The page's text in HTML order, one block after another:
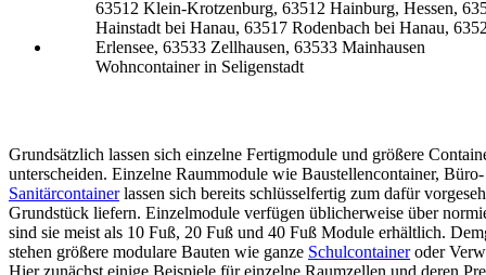
Wohncontainer in Seligenstadt
Grundsätzlich lassen sich einzelne Fertigmodule und größere
unterscheiden. Einzelne Raummodule wie Baustellencontainer,
Sanitärcontainerlassen sich bereits schlüsselfertig zum dafür
Grundstück liefern. Einzelmodule verfügen üblicherweise über
sind sie meist als 10 Fuß, 20 Fuß und 40 Fuß Module erhältlich.
stehen größere modulare Bauten wie ganze Schulcontaineroder
Hier zunächst einige Beispiele für einzelne Raumzellen und deren